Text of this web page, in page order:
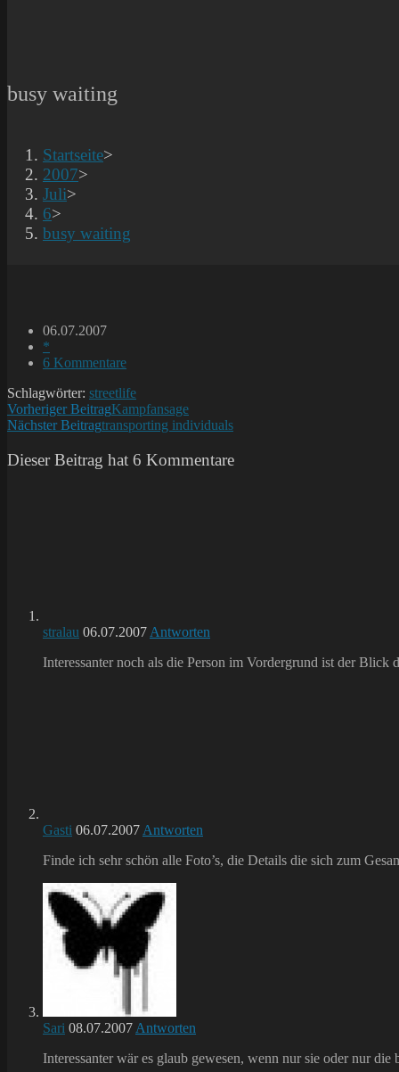
busy waiting
Startseite>
2007>
Juli>
6>
busy waiting
Beitrag
veröffentlicht:
06.07.2007
Beitrags-
Kategorie:
*
Beitrags-
6 Kommentare
Schlagwörter: streetlife
Weitere
Artikel
ansehen
Vorheriger BeitragKampfansage
Nächster Beitragtransporting individuals
Dieser Beitrag hat 6 Kommentare
stralau 06.07.2007 Antworten
Interessanter noch als die Person im Vordergrund ist der Blick
Gasti 06.07.2007 Antworten
Finde ich sehr schön alle Foto’s, die Details die sich zum
Sari 08.07.2007 Antworten
Interessanter wär es glaub gewesen, wenn nur sie oder nur